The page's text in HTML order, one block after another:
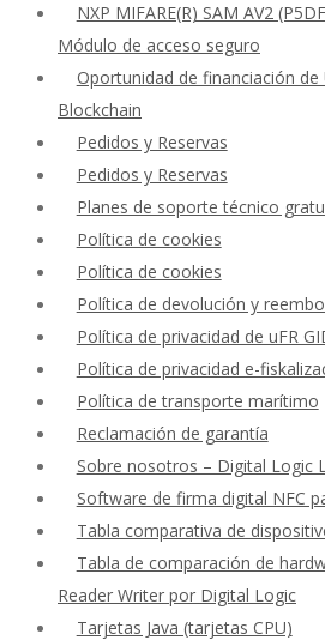
NXP MIFARE(R) SAM AV2
Módulo de acceso seguro
Oportunidad de financiación de
Blockchain
Pedidos y Reservas
Pedidos y Reservas
Planes de soporte técnico
Política de cookies
Política de cookies
Política de devolución y
Política de privacidad de uFR
Política de privacidad e-
Política de transporte marítimo
Reclamación de garantía
Sobre nosotros – Digital Logic
Software de firma digital NFC
Tabla comparativa de
Tabla de comparación de
Reader Writer por Digital Logic
Tarjetas Java (tarjetas CPU)